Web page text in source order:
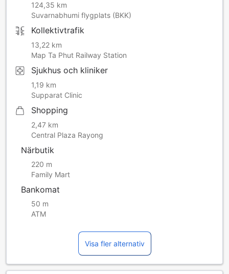
124,35 km
Suvarnabhumi flygplats (BKK)
Kollektivtrafik
13,22 km
Map Ta Phut Railway Station
Sjukhus och kliniker
1,19 km
Supparat Clinic
Shopping
2,47 km
Central Plaza Rayong
Närbutik
220 m
Family Mart
Bankomat
50 m
ATM
Visa fler alternativ